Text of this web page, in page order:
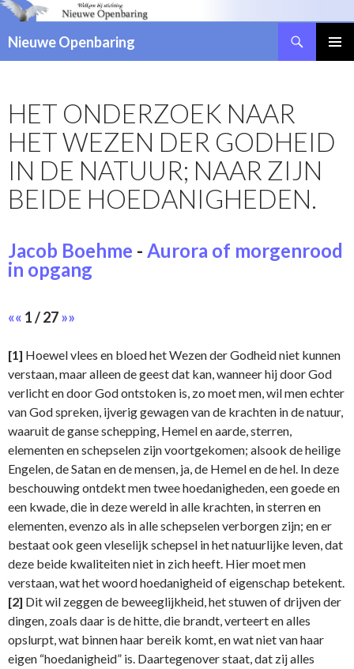
Nieuwe Openbaring
SPRINGEN
HET ONDERZOEK NAAR
HET WEZEN DER GODHEID
IN DE NATUUR; NAAR ZIJN
BEIDE HOEDANIGHEDEN.
Jacob Boehme - Aurora of morgenrood
in opgang
«« 1 / 27»»
[1] Hoewel vlees en bloed het Wezen der Godheid niet kunnen
verstaan, maar alleen de geest dat kan, wanneer hij door God
verlicht en door God ontstoken is, zo moet men, wil men echter
van God spreken, ijverig gewagen van de krachten in de natuur,
waaruit de ganse schepping, Hemel en aarde, sterren,
elementen en schepselen zijn voortgekomen; alsook de heilige
Engelen, de Satan en de mensen, ja, de Hemel en de hel. In deze
beschouwing ontdekt men twee hoedanigheden, een goede en
een kwade, die in deze wereld in alle krachten, in sterren en
elementen, evenzo als in alle schepselen verborgen zijn; en er
bestaat ook geen vleselijk schepsel in het natuurlijke leven, dat
deze beide kwaliteiten niet in zich heeft. Hier moet men
verstaan, wat het woord hoedanigheid of eigenschap betekent.
[2] Dit wil zeggen de beweeglijkheid, het stuwen of drijven der
dingen, zoals daar is de hitte, die brandt, verteert en alles
opslurpt, wat binnen haar bereik komt, en wat niet van haar
eigen “hoedanigheid” is. Daartegen­over staat, dat zij alles